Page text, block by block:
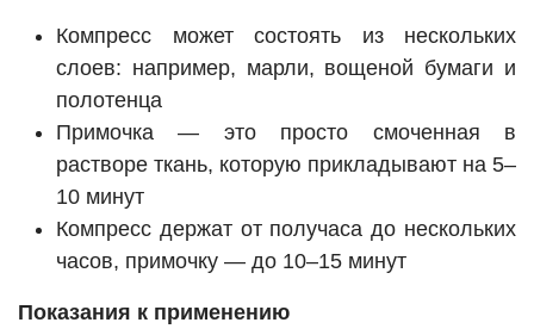
Компресс может состоять из нескольких
слоев: например, марли, вощеной бумаги и
полотенца
Примочка — это просто смоченная в
растворе ткань, которую прикладывают на 5–
10 минут
Компресс держат от получаса до нескольких
часов, примочку — до 10–15 минут
Показания к применению